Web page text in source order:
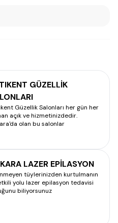
GÜZELLİK
Güzellik Salonları her gün her
açık ve hizmetinizdedir.
olan bu salonlar
LAZER EPİLASYON
tüylerinizden kurtulmanın
yolu lazer epilasyon tedavisi
biliyorsunuz